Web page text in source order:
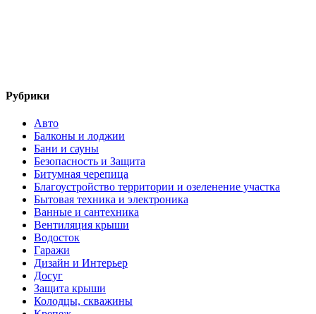
Рубрики
Авто
Балконы и лоджии
Бани и сауны
Безопасность и Защита
Битумная черепица
Благоустройство территории и озеленение участка
Бытовая техника и электроника
Ванные и сантехника
Вентиляция крыши
Водосток
Гаражи
Дизайн и Интерьер
Досуг
Защита крыши
Колодцы, скважины